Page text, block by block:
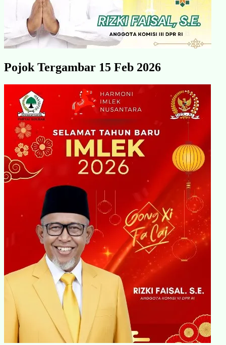
Pojok Tergambar 15 Feb 2026